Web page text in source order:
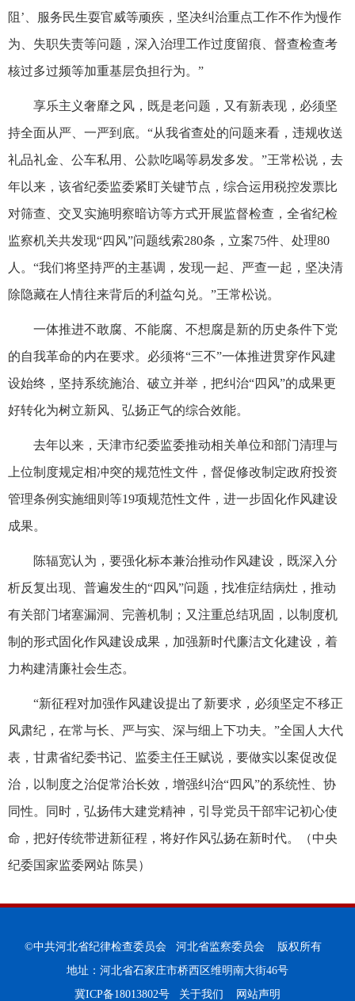
阻’、服务民生耍官威等顽疾，坚决纠治重点工作不作为慢作
为、失职失责等问题，深入治理工作过度留痕、督查检查考
核过多过频等加重基层负担行为。”
享乐主义奢靡之风，既是老问题，又有新表现，必须坚
持全面从严、一严到底。“从我省查处的问题来看，违规收送
礼品礼金、公车私用、公款吃喝等易发多发。”王常松说，去
年以来，该省纪委监委紧盯关键节点，综合运用税控发票比
对筛查、交叉实施明察暗访等方式开展监督检查，全省纪检
监察机关共发现“四风”问题线索280条，立案75件、处理80
人。“我们将坚持严的主基调，发现一起、严查一起，坚决清
除隐藏在人情往来背后的利益勾兑。”王常松说。
一体推进不敢腐、不能腐、不想腐是新的历史条件下党
的自我革命的内在要求。必须将“三不”一体推进贯穿作风建
设始终，坚持系统施治、破立并举，把纠治“四风”的成果更
好转化为树立新风、弘扬正气的综合效能。
去年以来，天津市纪委监委推动相关单位和部门清理与
上位制度规定相冲突的规范性文件，督促修改制定政府投资
管理条例实施细则等19项规范性文件，进一步固化作风建设
成果。
陈辐宽认为，要强化标本兼治推动作风建设，既深入分
析反复出现、普遍发生的“四风”问题，找准症结病灶，推动
有关部门堵塞漏洞、完善机制；又注重总结巩固，以制度机
制的形式固化作风建设成果，加强新时代廉洁文化建设，着
力构建清廉社会生态。
“新征程对加强作风建设提出了新要求，必须坚定不移正
风肃纪，在常与长、严与实、深与细上下功夫。”全国人大代
表，甘肃省纪委书记、监委主任王赋说，要做实以案促改促
治，以制度之治促常治长效，增强纠治“四风”的系统性、协
同性。同时，弘扬伟大建党精神，引导党员干部牢记初心使
命，把好传统带进新征程，将好作风弘扬在新时代。（中央
纪委国家监委网站 陈昊）
©中共河北省纪律检查委员会 河北省监察委员会 版权所有
地址：河北省石家庄市桥西区维明南大街46号
冀ICP备18013802号
关于我们 网站声明